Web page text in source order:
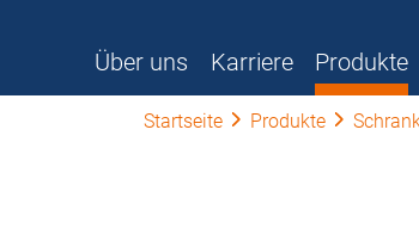
Über uns Karriere Produkte
Startseite Produkte